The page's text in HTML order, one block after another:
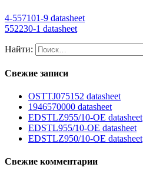
4-557101-9 datasheet
552230-1 datasheet
Найти:
Свежие записи
OSTTJ075152 datasheet
1946570000 datasheet
EDSTLZ955/10-OE datasheet
EDSTL955/10-OE datasheet
EDSTLZ950/10-OE datasheet
Свежие комментарии